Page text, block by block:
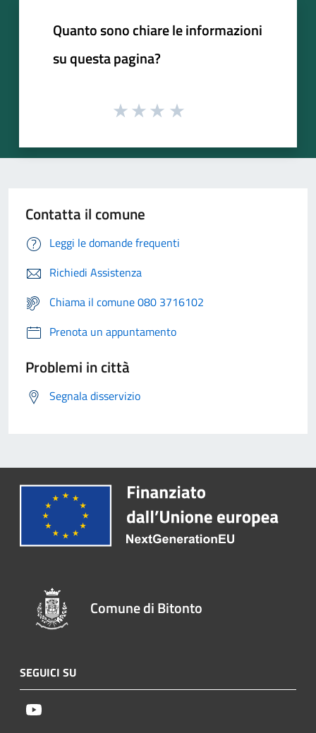
Quanto sono chiare le informazioni
su questa pagina?
Contatta il comune
Leggi le domande frequenti
Richiedi Assistenza
Chiama il comune 080 3716102
Prenota un appuntamento
Problemi in città
Segnala disservizio
Comune di Bitonto
SEGUICI SU